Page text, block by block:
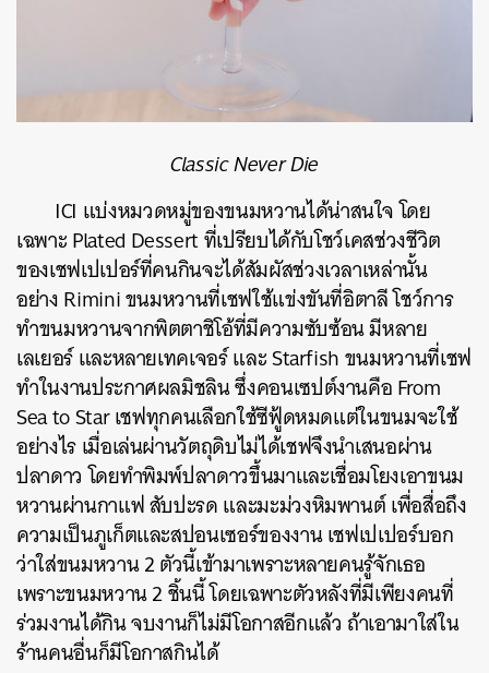
Classic Never Die
ICI แบ่งหมวดหมู่ของขนมหวานได้น่าสนใจ โดย
เฉพาะ Plated Dessert ที่เปรียบได้กับโชว์เคสช่วงชีวิต
ของเชฟเปเปอร์ที่คนกินจะได้สัมผัสช่วงเวลาเหล่านั้น
อย่าง Rimini ขนมหวานที่เชฟใช้แข่งขันที่อิตาลี โชว์การ
ทำขนมหวานจากพิตตาชิโอ้ที่มีความซับซ้อน มีหลาย
เลเยอร์ และหลายเทคเจอร์ และ Starfish ขนมหวานที่เชฟ
ทำในงานประกาศผลมิชลิน ซึ่งคอนเซปต์งานคือ From
Sea to Star เชฟทุกคนเลือกใช้ซีฟู้ดหมดแต่ในขนมจะใช้
อย่างไร เมื่อเล่นผ่านวัตถุดิบไม่ได้เชฟจึงนำเสนอผ่าน
ปลาดาว โดยทำพิมพ์ปลาดาวขึ้นมาและเชื่อมโยงเอาขนม
หวานผ่านกาแฟ สับปะรด และมะม่วงหิมพานต์ เพื่อสื่อถึง
ความเป็นภูเก็ตและสปอนเซอร์ของงาน เชฟเปเปอร์บอก
ว่าใส่ขนมหวาน 2 ตัวนี้เข้ามาเพราะหลายคนรู้จักเธอ
เพราะขนมหวาน 2 ชิ้นนี้ โดยเฉพาะตัวหลังที่มีเพียงคนที่
ร่วมงานได้กิน จบงานก็ไม่มีโอกาสอีกแล้ว ถ้าเอามาใส่ใน
ร้านคนอื่นก็มีโอกาสกินได้